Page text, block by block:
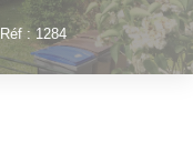
Réf : 1284